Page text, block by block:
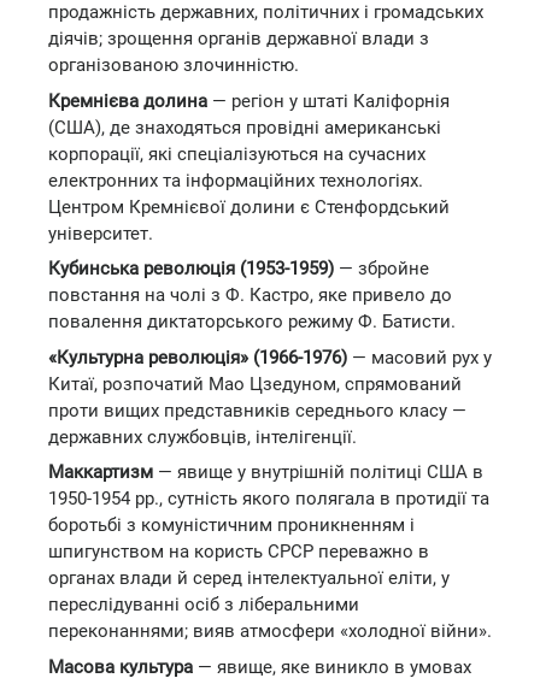
продажність державних, політичних і громадських
діячів; зрощення органів державної влади з
організованою злочинністю.
Кремнієва долина — регіон у штаті Каліфорнія
(США), де знаходяться провідні американські
корпорації, які спеціалізуються на сучасних
електронних та інформаційних технологіях.
Центром Кремнієвої долини є Стенфордський
університет.
Кубинська революція (1953-1959) — збройне
повстання на чолі з Ф. Кастро, яке привело до
повалення диктаторського режиму Ф. Батисти.
«Культурна революція» (1966-1976) — масовий рух у
Китаї, розпочатий Мао Цзедуном, спрямований
проти вищих представників середнього класу —
державних службовців, інтелігенції.
Маккартизм — явище у внутрішній політиці США в
1950-1954 рр., сутність якого полягала в протидії та
боротьбі з комуністичним проникненням і
шпигунством на користь СРСР переважно в
органах влади й серед інтелектуальної еліти, у
переслідуванні осіб з ліберальними
переконаннями; вияв атмосфери «холодної війни».
Масова культура — явище, яке виникло в умовах